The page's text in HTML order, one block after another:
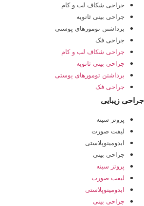
جراحی شکاف لب و کام
جراحی بینی ثانویه
برداشتن تومورهای پوستی
جراحی فک
جراحی شکاف لب و کام
جراحی بینی ثانویه
برداشتن تومورهای پوستی
جراحی فک
جراحی زیبایی
پروتز سینه
لیفت صورت
ابدومینوپلاستی
جراحی بینی
پروتز سینه
لیفت صورت
ابدومینوپلاستی
جراحی بینی